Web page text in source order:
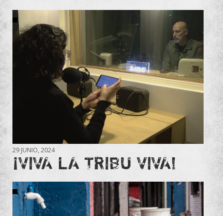
29 JUNIO, 2024
¡VIVA LA TRIBU VIVA!